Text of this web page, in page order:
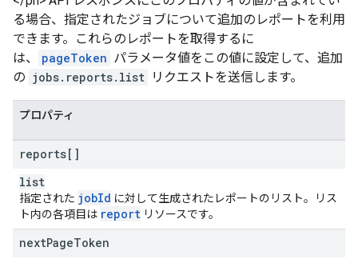
る場合、指定されたジョブについて追加のレポートを利用
できます。これらのレポートを取得するに
は、
pageToken パラメータ値をこの値に設定して、追加
の jobs.reports.list リクエストを送信します。
プロパティ
reports[]
list
指定された jobId に対して生成されたレポートのリスト。リス
ト内の各項目は report リソースです。
nextPageToken